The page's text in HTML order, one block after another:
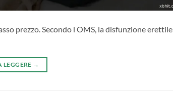
prezzo. Secondo l OMS, la disfunzione erettile
→